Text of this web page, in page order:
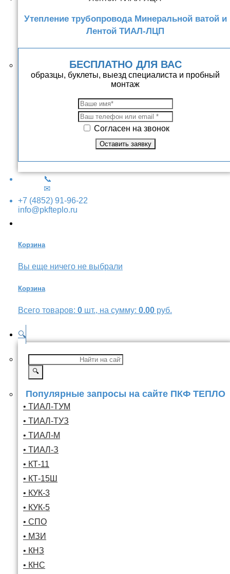
Утепление трубопровода Минеральной ватой и
Лентой ТИАЛ-ЛЦП
БЕСПЛАТНО ДЛЯ ВАС
образцы, буклеты, выезд специалиста и пробный
монтаж
Согласен на звонок
📞
✉
+7 (4852) 91-96-22
info@pkfteplo.ru
Корзина
Вы еще ничего не выбрали
Корзина
Всего товаров: 0 шт., на сумму: 0.00 руб.
🔍
🔍
Популярные запросы на сайте ПКФ ТЕПЛО
• ТИАЛ-ТУМ
• ТИАЛ-ТУЗ
• ТИАЛ-М
• ТИАЛ-З
• КТ-11
• КТ-15Ш
• КУК-3
• КУК-5
• СПО
• МЗИ
• КНЗ
• КНС